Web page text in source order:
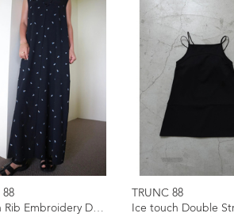
88
Smooth Rib Embroidery Dress
TRUNC 88